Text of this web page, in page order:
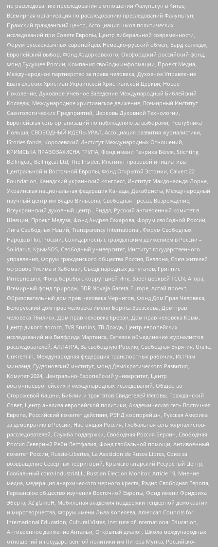
по расследованию преследования в отношении Фалуньгун в Китае,
Всемирная организация по расследованию преследований Фалуньгун,
Пражский гражданский центр, Ассоциация школ политических
исследований при Совете Европы, Центр либеральной современности,
Форум русскоязычных европейцев, Немецко-русский обмен, Бард колледж,
Европейский выбор, Фонд Ходорковского, Оксфордский российский фонд,
Фонд Будущее России, Компания свободы информации, Проект Медиа,
Международное партнерство за права человека, Духовное Управление
Евангельских Христиан Украинской Христианской Церкви, Новое
Поколение, Духовное Учебное Заведение Международный Библейский
Колледж, Международное христианское движение, Всемирный Институт
Саентологических Предприятий, Церковь Духовной Технологии,
Европейская сеть организаций по наблюдению за выборами, Республика
Польша, СВОБОДНЫЙ ИДЕЛЬ-УРАЛ, Ассоциация развития журналистики,
IStories fonds, Королевский Институт Международных Отношений,
КРИМСЬКА ПРАВОЗАХИСНА ГРУПА, Фонд имени Генриха Бёлля, Stichting
Bellingcat, Bellingcat Ltd, The Insider, Институт правовой инициативы
Центральной и Восточной Европы, Фонд Открытой Эстонии, Calvert 22
Foundation, Канадский украинский конгресс, Институт Макдональда-Лорье,
Украинская национальная федерация Канады, Декабристы, Международный
научный центр им Вудро Вильсона, Свободная пресса, Возрождение,
Всеукраинский духовный центр , Риддл, Русский антивоенный комитет в
Швеции, Проект Медуза, Фонд Андрея Сахарова, Форум свободной России,
Лига Свободных Наций, Transparеncy International, Форум Свободных
Народов ПостРоссии, Солидарность с гражданским движением в России –
Solidarus, КрымSOS, Свободный университет, Институт государственного
управления, Форум гражданского общества Россия, Беллона, Союз жителей
островов Тисима и Хабомаи, Съезд народных депутатов, Гринпис
Интернешнл, Фонд борьбы с коррупцией Инк, Завет церквей TCCN, Агора,
Всемирный фонд природы, BDR Novaja Gazeta-Europe, Алтай проект,
Образовательный дом прав человека Чернигов, Фонд Дом Прав Человека,
Белорусский дом прав человека имени Бориса Звозскова, Дом прав
человека Тбилиси, Дом прав человека Ереван, Дом прав человека Крым,
Центр дикого лосося, TVR Studios, ТВ Дождь, Центр европейских
исследований им Вилфрида Мартенса, Сетевое объединение журналистов
расследователей, АЛЛАТРА, За свободную Россию, Свободная Бурятия, Uralic,
UnKremlin, Международная федерация транспортных рабочих, ИстЧам
Финланд, Гудзоновский институт, Фонд Демократического Развития,
Комитет-2024, Центрально-Европейский университет, Центр
восточноевропейских и международных исследований, Общество
Сторожевой башни, Библии и трактатов Свидетелей Иеговы, Гражданский
Совет, Центр анализа европейской политики, Академическая сеть Восточная
Европа, Российский комитет действия, РЭНД корпорейшн, Русская Америка
за демократию в России, Настоящая Россия, Глобальная сеть журналистов-
расследователей, Служба поддержки, Свободная Россия Берлин, Свободная
Россия Северный Рейн-Вестфалия, Фонд глобальной помощи, Антивоенный
комитет России, Russie-Libertes, La Asocicion de Rusos Libres, Союз за
возвращение Северных территорий, Крымскотатарский Ресурсный Центр,
Глобальный союз IndustriALL, Russian Election Monitor, Article 19, Мнение
медиа, Федерация анархического черного креста, Радио Свободная Европа,
Германское общество изучения Восточной Европы, Фонд имени Фридриха
Эберта, XZ gGmbH, Мобильная академия поддержки гендерной демократии
и миротворчества, Форум имени Льва Копелева, American Councils for
International Education, Cultural Vistas, Institute of International Education,
Антивоенное движение Антальи, Открытый диалог, Школа международных
отношений и государственной политики им Питера Мунка, Российско-